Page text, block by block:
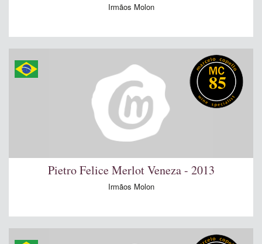
Irmãos Molon
85
Pietro Felice Merlot Veneza - 2013
Irmãos Molon